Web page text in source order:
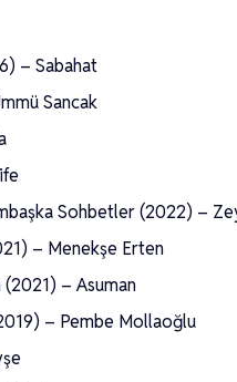
– Sabahat
Sancak
Sohbetler (2022) –
– Menekşe Erten
(2021) – Asuman
– Pembe Mollaoğlu